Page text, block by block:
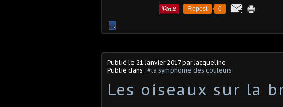
Repost 0
…
Publié le 21 Janvier 2017par Jacqueline
Publié dans : #la symphonie des couleurs
Les oiseaux sur la